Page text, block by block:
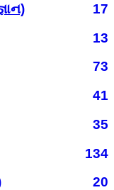
17
13
73
41
35
134
20